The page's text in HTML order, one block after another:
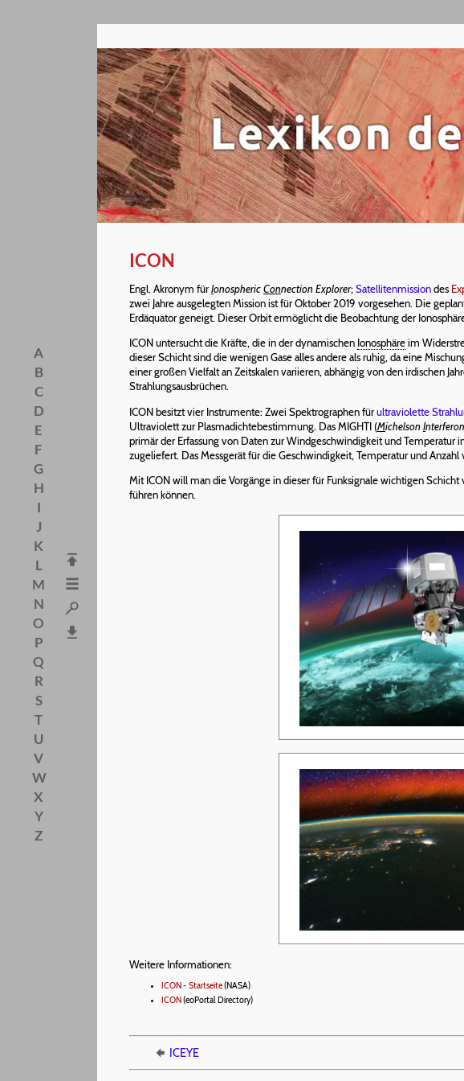
A
B
C
D
E
F
G
H
I
J
K
L
M
N
O
P
Q
R
S
T
U
V
W
X
Y
Z
ICON
Engl. Akronym fürIonosphericConnection Explorer;Satellitenmissiondes
zwei Jahre ausgelegten Mission ist für Oktober 2019 vorgesehen. Die
Erdäquator geneigt. Dieser Orbit ermöglicht die Beobachtung der
ICON untersucht die Kräfte, die in der dynamischen Ionosphäreim
dieser Schicht sind die wenigen Gase alles andere als ruhig, da eine
einer großen Vielfalt an Zeitskalen variieren, abhängig von den irdischen
Strahlungsausbrüchen.
ICON besitzt vier Instrumente: Zwei Spektrographen fürultraviolette
Ultraviolett zur Plasmadichtebestimmung. Das MIGHTI (MichelsonI
primär der Erfassung von Daten zur Windgeschwindigkeit und Temperatur
zugeliefert. Das Messgerät für die Geschwindigkeit, Temperatur und Anzahl
Mit ICON will man die Vorgänge in dieser für Funksignale wichtigen
führen können.
Weitere Informationen:
ICON - Startseite(NASA)
ICON (eoPortal Directory)
ICEYE